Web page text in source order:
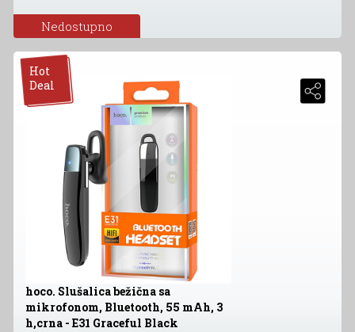
Nedostupno
Hot
Deal
hoco. Slušalica bežična sa
mikrofonom, Bluetooth, 55 mAh, 3
h,crna - E31 Graceful Black